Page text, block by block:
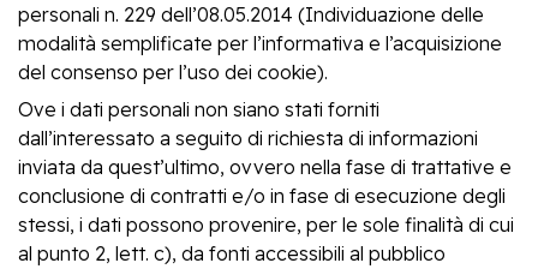
personali n. 229 dell’08.05.2014 (Individuazione delle
modalità semplificate per l’informativa e l’acquisizione
del consenso per l’uso dei cookie).
Ove i dati personali non siano stati forniti
dall’interessato a seguito di richiesta di informazioni
inviata da quest’ultimo, ovvero nella fase di trattative e
conclusione di contratti e/o in fase di esecuzione degli
stessi, i dati possono provenire, per le sole finalità di cui
al punto 2, lett. c), da fonti accessibili al pubblico